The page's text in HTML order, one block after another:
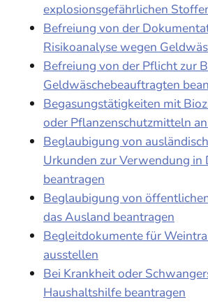
explosionsgefährlichen
Befreiung von der
Risikoanalyse wegen
Befreiung von der Pflicht zur
Geldwäschebeauftragten
Begasungstätigkeiten mit
oder Pflanzenschutzmitteln
Beglaubigung von
Urkunden zur Verwendung in
beantragen
Beglaubigung von
das Ausland beantragen
Begleitdokumente für
ausstellen
Bei Krankheit oder
Haushaltshilfe beantragen